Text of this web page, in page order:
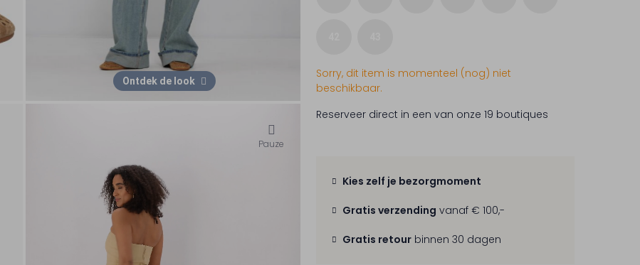
Ontdek de look
Pauze
Sorry, dit item is momenteel (nog) niet
beschikbaar.
Reserveer direct in een van onze 19 boutiques
Kies zelf je bezorgmoment
Gratis verzending vanaf € 100,-
Gratis retour binnen 30 dagen